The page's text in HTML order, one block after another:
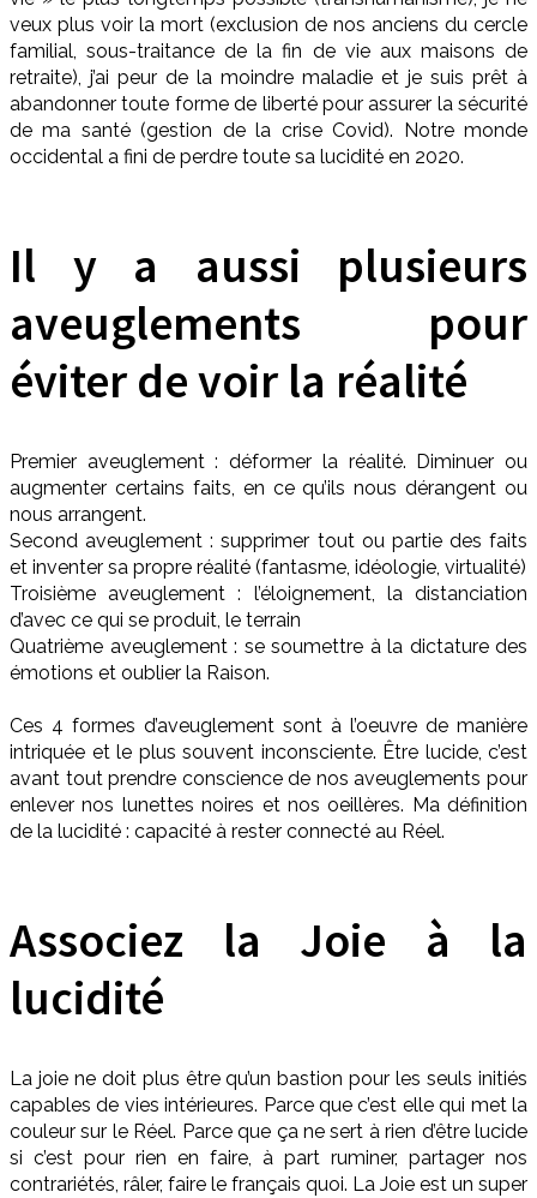
veux plus voir la mort (exclusion de nos anciens du cercle
familial, sous-traitance de la fin de vie aux maisons de
retraite), j’ai peur de la moindre maladie et je suis prêt à
abandonner toute forme de liberté pour assurer la sécurité
de ma santé (gestion de la crise Covid). Notre monde
occidental a fini de perdre toute sa lucidité en 2020.
Il y a aussi plusieurs
aveuglements pour
éviter de voir la réalité
Premier aveuglement : déformer la réalité. Diminuer ou
augmenter certains faits, en ce qu’ils nous dérangent ou
nous arrangent.
Second aveuglement : supprimer tout ou partie des faits
et inventer sa propre réalité (fantasme, idéologie, virtualité)
Troisième aveuglement : l’éloignement, la distanciation
d’avec ce qui se produit, le terrain
Quatrième aveuglement : se soumettre à la dictature des
émotions et oublier la Raison.
Ces 4 formes d’aveuglement sont à l’oeuvre de manière
intriquée et le plus souvent inconsciente. Être lucide, c’est
avant tout prendre conscience de nos aveuglements pour
enlever nos lunettes noires et nos oeillères. Ma définition
de la lucidité : capacité à rester connecté au Réel.
Associez la Joie à la
lucidité
La joie ne doit plus être qu’un bastion pour les seuls initiés
capables de vies intérieures. Parce que c’est elle qui met la
couleur sur le Réel. Parce que ça ne sert à rien d’être lucide
si c’est pour rien en faire, à part ruminer, partager nos
contrariétés, râler, faire le français quoi. La Joie est un super